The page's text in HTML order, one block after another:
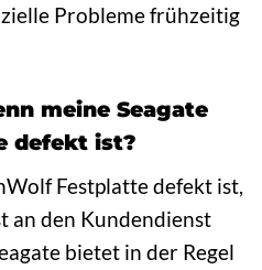
Probleme frühzeitig
meine Seagate
defekt ist?
Festplatte defekt ist,
an den Kundendienst
bietet in der Regel